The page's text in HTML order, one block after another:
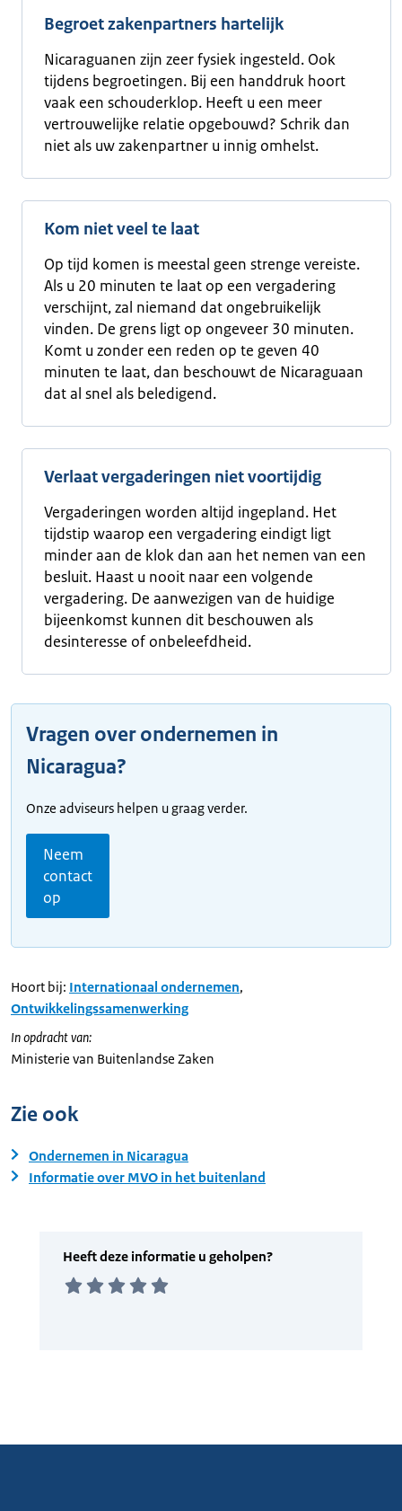
Begroet zakenpartners hartelijk
Nicaraguanen zijn zeer fysiek ingesteld. Ook
tijdens begroetingen. Bij een handdruk hoort
vaak een schouderklop. Heeft u een meer
vertrouwelijke relatie opgebouwd? Schrik dan
niet als uw zakenpartner u innig omhelst.
Kom niet veel te laat
Op tijd komen is meestal geen strenge vereiste.
Als u 20 minuten te laat op een vergadering
verschijnt, zal niemand dat ongebruikelijk
vinden. De grens ligt op ongeveer 30 minuten.
Komt u zonder een reden op te geven 40
minuten te laat, dan beschouwt de Nicaraguaan
dat al snel als beledigend.
Verlaat vergaderingen niet voortijdig
Vergaderingen worden altijd ingepland. Het
tijdstip waarop een vergadering eindigt ligt
minder aan de klok dan aan het nemen van een
besluit. Haast u nooit naar een volgende
vergadering. De aanwezigen van de huidige
bijeenkomst kunnen dit beschouwen als
desinteresse of onbeleefdheid.
Vragen over ondernemen in
Nicaragua?
Onze adviseurs helpen u graag verder.
Neem
contact
op
Hoort bij: Internationaal ondernemen,
Ontwikkelingssamenwerking
In opdracht van:
Ministerie van Buitenlandse Zaken
Zie ook
Ondernemen in Nicaragua
Informatie over MVO in het buitenland